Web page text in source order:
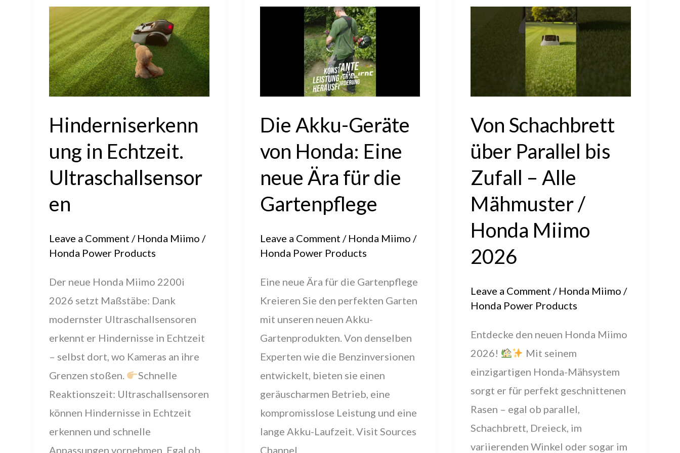
entspannt,
Hinderniserkenn
ung in Echtzeit.
Ultraschallsensor
en
Leave a Comment / Honda Miimo /
Honda Power Products
Der neue Honda Miimo 2200i
2026 setzt Maßstäbe: Dank
modernster Ultraschallsensoren
erkennt er Hindernisse in Echtzeit
– selbst dort, wo Kameras an ihre
Grenzen stoßen.
Schnelle
Reaktionszeit: Ultraschallsensoren
können Hindernisse in Echtzeit
erkennen und schnelle
Anpassungen vornehmen. Egal ob
Die Akku-Geräte
von Honda: Eine
neue Ära für die
Gartenpflege
Leave a Comment / Honda Miimo /
Honda Power Products
Eine neue Ära für die Gartenpflege
Kreieren Sie den perfekten Garten
mit unseren neuen Akku-
Gartenprodukten. Von denselben
Experten wie die Benzinversionen
entwickelt, bieten sie einen
geräuscharmen Betrieb, eine
kompromisslose Leistung und eine
lange Akku-Laufzeit. Visit Sources
Channel
Von Schachbrett
über Parallel bis
Zufall – Alle
Mähmuster /
Honda Miimo
2026
Leave a Comment / Honda Miimo /
Honda Power Products
Entdecke den neuen Honda Miimo
2026!
Mit seinem
einzigartigen Honda-Mähsystem
sorgt er für perfekt geschnittenen
Rasen – egal ob parallel,
Schachbrett, Dreieck, im
variierenden Winkel oder sogar im